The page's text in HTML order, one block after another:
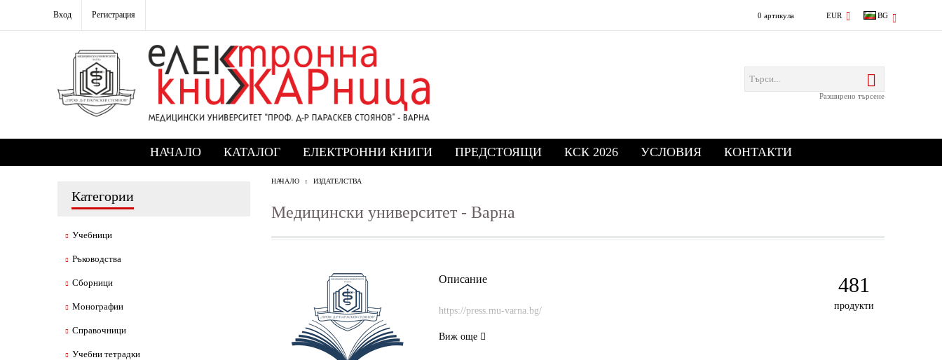
Вход Регистрация 0 артикула EUR BG
Разширено търсене
НАЧАЛО КАТАЛОГ ЕЛЕКТРОННИ КНИГИ ПРЕДСТОЯЩИ КСК 2026 УСЛОВИЯ КОНТАКТИ
Категории
Учебници
Ръководства
Сборници
Монографии
Справочници
Учебни тетрадки
НАЧАЛО ИЗДАТЕЛСТВА
Медицински университет - Варна
Описание
https://press.mu-varna.bg/
Виж още
481
продукти